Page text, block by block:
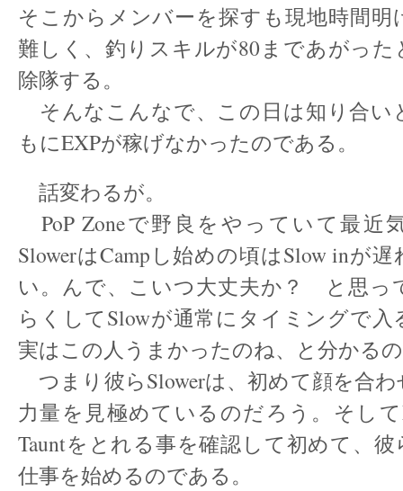
そこからメンバーを探すも現地時間明
難しく、釣りスキルが80まであがった
除隊する。
そんなこんなで、この日は知り合い
もにEXPが稼げなかったのである。
話変わるが。
PoP Zoneで野良をやっていて最近
SlowerはCampし始めの頃はSlow inが
い。んで、こいつ大丈夫か？ と思っ
らくしてSlowが通常にタイミングで
実はこの人うまかったのね、と分かる
つまり彼らSlowerは、初めて顔を合
力量を見極めているのだろう。そし
Tauntをとれる事を確認して初めて、
仕事を始めるのである。